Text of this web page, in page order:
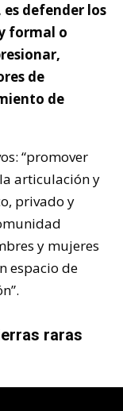
defender los
formal o
de
de
“promover
articulación y
privado y
y mujeres
espacio de
raras